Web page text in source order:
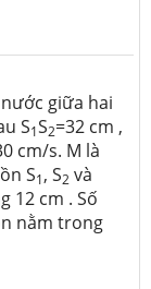
giữa hai
S1S2=32 cm ,
cm/s. M là
S1, S­2 và
12 cm . Số
nằm trong